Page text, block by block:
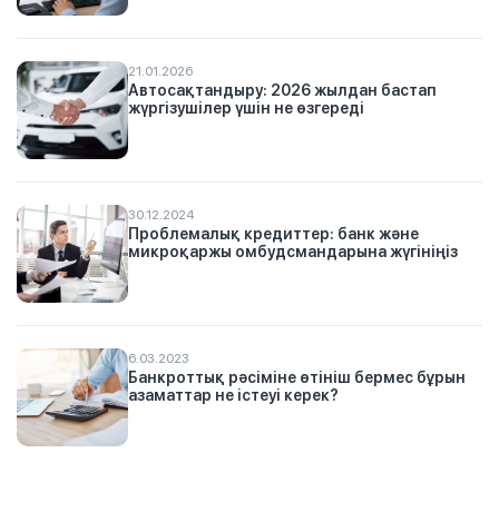
21.01.2026
Автосақтандыру: 2026 жылдан бастап
жүргізушілер үшін не өзгереді
30.12.2024
Проблемалық кредиттер: банк және
микроқаржы омбудсмандарына жүгініңіз
6.03.2023
Банкроттық рәсіміне өтініш бермес бұрын
азаматтар не істеуі керек?